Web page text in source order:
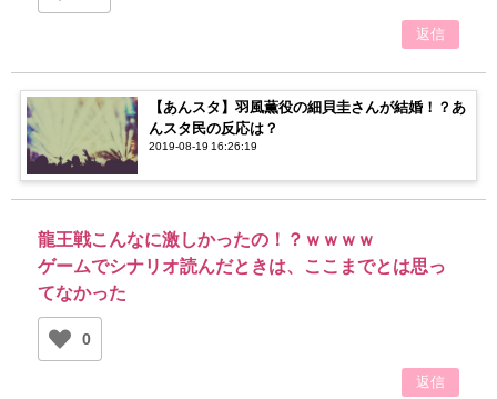
返信
【あんスタ】羽風薫役の細貝圭さんが結婚！？あ
んスタ民の反応は？
2019-08-19 16:26:19
龍王戦こんなに激しかったの！？ｗｗｗｗ
ゲームでシナリオ読んだときは、ここまでとは思っ
てなかった
0
返信